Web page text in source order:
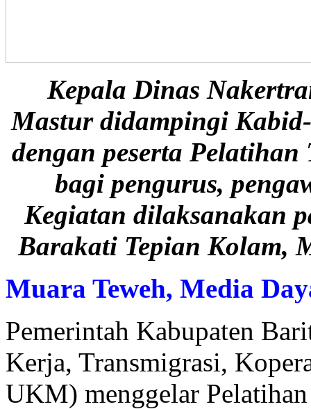
Kepala Dinas
Mastur didampingi
dengan peserta
bagi pengurus,
Kegiatan dilaksanakan
Barakati Tepian Kolam,
Muara Teweh, Media
Pemerintah Kabupaten
Kerja, Transmigrasi,
UKM) menggelar